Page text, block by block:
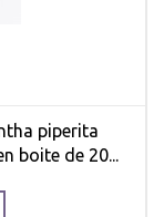
piperita
boite de 20...